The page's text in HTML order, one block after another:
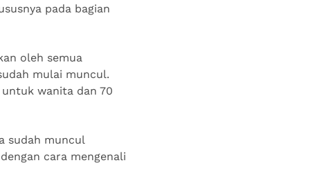
pada bagian
oleh semua
mulai muncul.
wanita dan 70
sudah muncul
cara mengenali